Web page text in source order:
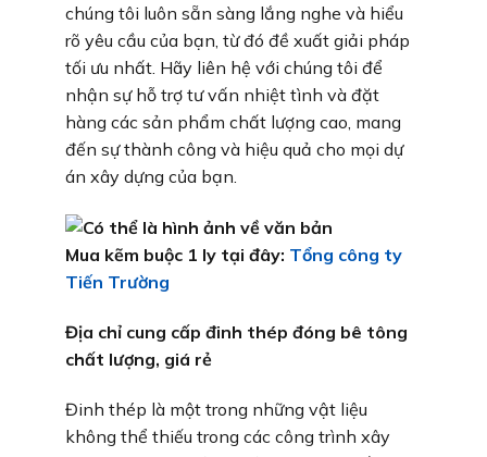
chúng tôi luôn sẵn sàng lắng nghe và hiểu
rõ yêu cầu của bạn, từ đó đề xuất giải pháp
tối ưu nhất. Hãy liên hệ với chúng tôi để
nhận sự hỗ trợ tư vấn nhiệt tình và đặt
hàng các sản phẩm chất lượng cao, mang
đến sự thành công và hiệu quả cho mọi dự
án xây dựng của bạn.
Mua kẽm buộc 1 ly tại đây: Tổng công ty
Tiến Trường
Địa chỉ cung cấp đinh thép đóng bê tông
chất lượng, giá rẻ
Đinh thép là một trong những vật liệu
không thể thiếu trong các công trình xây